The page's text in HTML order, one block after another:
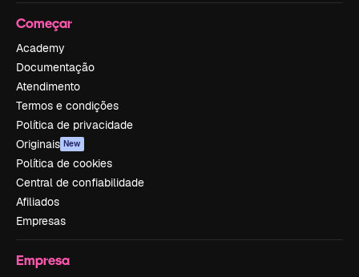
Começar
Academy
Documentação
Atendimento
Termos e condições
Política de privacidade
Originais New
Política de cookies
Central de confiabilidade
Afiliados
Empresas
Empresa